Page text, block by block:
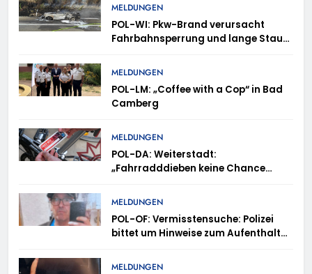
MELDUNGEN
POL-WI: Pkw-Brand verursacht
Fahrbahnsperrung und lange Staus
MELDUNGEN
POL-LM: „Coffee with a Cop“ in Bad
Camberg
MELDUNGEN
POL-DA: Weiterstadt:
„Fahrradddieben keine Chance
Anmeldung erforderlich
MELDUNGEN
POL-OF: Vermisstensuche: Polizei
bittet um Hinweise zum Aufenthalt
MELDUNGEN